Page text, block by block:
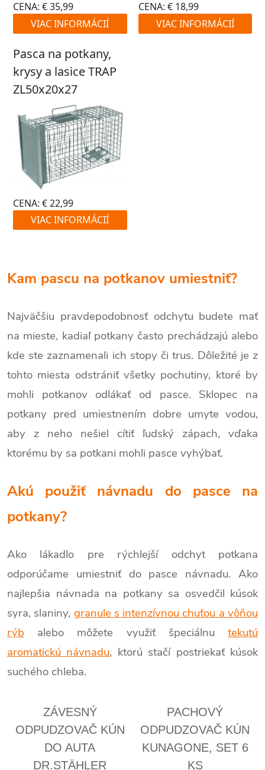
Kam pascu na potkanov umiestniť?
Najväčšiu pravdepodobnosť odchytu budete mať
na mieste, kadiaľ potkany často prechádzajú alebo
kde ste zaznamenali ich stopy či trus. Dôležité je z
tohto miesta odstrániť všetky pochutiny, ktoré by
mohli potkanov odlákať od pasce. Sklopec na
potkany pred umiestnením dobre umyte vodou,
aby z neho nešiel cítiť ľudský zápach, vďaka
ktorému by sa potkani mohli pasce vyhýbať.
Akú použiť návnadu do pasce na
potkany?
Ako lákadlo pre rýchlejší odchyt potkana
odporúčame umiestniť do pasce návnadu. Ako
najlepšia návnada na potkany sa osvedčil kúsok
syra, slaniny, granule s intenzívnou chuťou a vôňou
rýb alebo môžete využiť špeciálnu tekutú
aromatickú návnadu, ktorú stačí postriekať kúsok
suchého chleba.